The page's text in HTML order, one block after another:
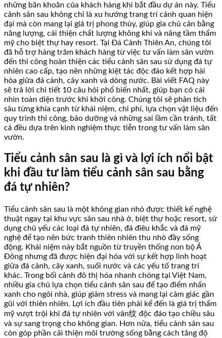
những băn khoăn của khách hàng khi bắt đầu dự án này. Tiểu
cảnh sân sau không chỉ là xu hướng trang trí cảnh quan hiện
đại mà còn mang lại giá trị phong thủy, giúp gia chủ cân bằng
năng lượng, cải thiện chất lượng không khí và nâng tầm thẩm
mỹ cho biệt thự hay resort. Tại Đá Cảnh Thiên An, chúng tôi
đã hỗ trợ hàng trăm khách hàng từ việc tư vấn làm sân vườn
đến thi công hoàn thiện các tiểu cảnh sân sau sử dụng đá tự
nhiên cao cấp, tạo nên những kiệt tác độc đáo kết hợp hài
hòa giữa đá cảnh, cây xanh và dòng nước. Bài viết FAQ này
sẽ trả lời chi tiết 10 câu hỏi phổ biến nhất, giúp bạn có cái
nhìn toàn diện trước khi khởi công. Chúng tôi sẽ phân tích
sâu từng khía cạnh từ khái niệm, chi phí, lựa chọn vật liệu đến
quy trình thi công, bảo dưỡng và những sai lầm cần tránh, tất
cả đều dựa trên kinh nghiệm thực tiễn trong tư vấn làm sân
vườn.
Tiểu cảnh sân sau là gì và lợi ích nổi bật
khi đầu tư làm tiểu cảnh sân sau bằng
đá tự nhiên?
Tiểu cảnh sân sau là một không gian nhỏ được thiết kế nghệ
thuật ngay tại khu vực sân sau nhà ở, biệt thự hoặc resort, sử
dụng chủ yếu các loại đá tự nhiên, đá điêu khắc và đá mỹ
nghệ để tạo nên bức tranh thiên nhiên thu nhỏ đầy sống
động. Khái niệm này bắt nguồn từ truyền thống non bộ Á
Đông nhưng đã được hiện đại hóa với sự kết hợp linh hoạt
giữa đá cảnh, cây xanh, suối nước và các yếu tố trang trí
khác. Trong bối cảnh đô thị hóa nhanh chóng tại Việt Nam,
nhiều gia chủ lựa chọn tiểu cảnh sân sau để tạo điểm nhấn
xanh cho ngôi nhà, giúp giảm stress và mang lại cảm giác gần
gũi với thiên nhiên. Lợi ích đầu tiên phải kể đến là giá trị thẩm
mỹ vượt trội khi đá tự nhiên với vân纹 độc đáo tạo chiều sâu
và sự sang trọng cho không gian. Hơn nữa, tiểu cảnh sân sau
còn góp phần cải thiện môi trường sống bằng cách tăng độ